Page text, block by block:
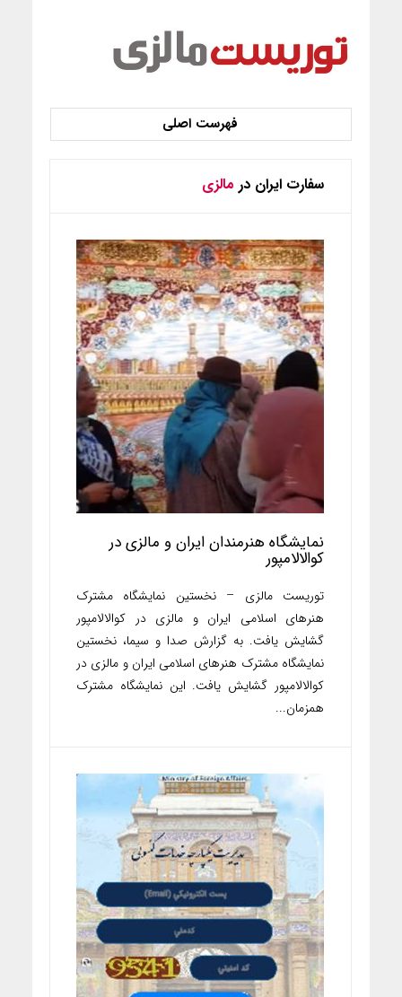
سفارت ایران در مالزی
نمایشگاه هنرمندان ایران و مالزی در
کوالالامپور
توریست مالزی – نخستین نمایشگاه مشترک
هنر‌های اسلامی ایران و مالزی در کوالالامپور
گشایش یافت. به گزارش صدا و سیما، نخستین
نمایشگاه مشترک هنر‌های اسلامی ایران و مالزی در
کوالالامپور گشایش یافت. این نمایشگاه مشترک
همزمان...